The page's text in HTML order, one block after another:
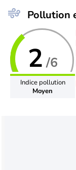
Pollution
2 /6
Indice pollution
Moyen